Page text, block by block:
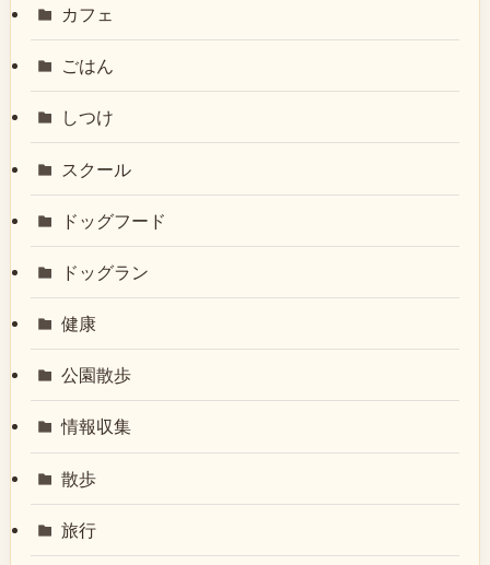
カフェ
ごはん
しつけ
スクール
ドッグフード
ドッグラン
健康
公園散歩
情報収集
散歩
旅行